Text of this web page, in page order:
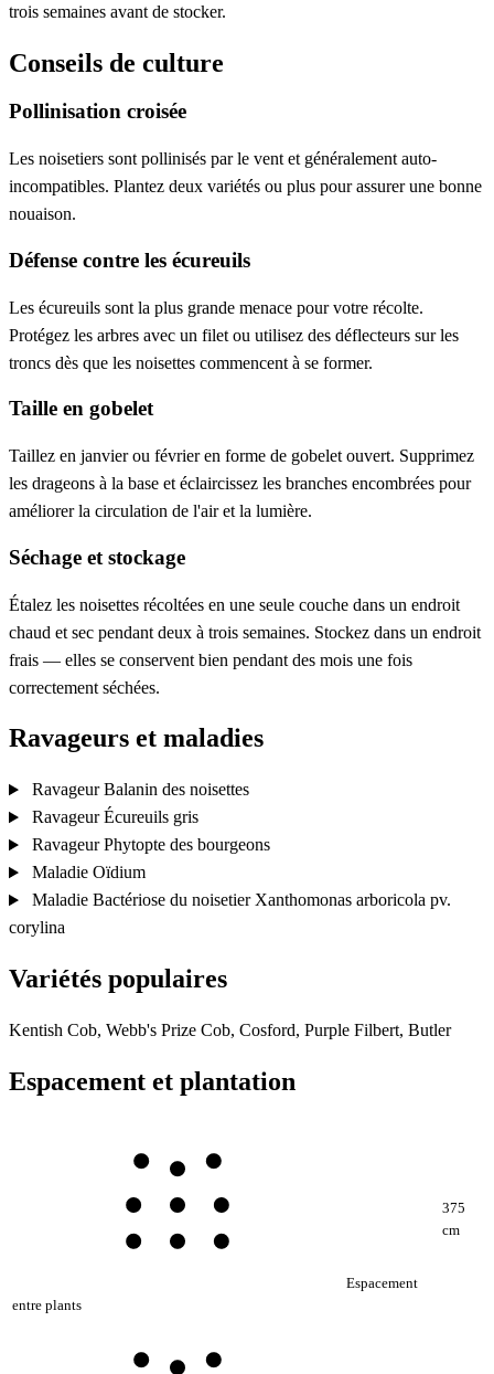
trois semaines avant de stocker.
Conseils de culture
Pollinisation croisée
Les noisetiers sont pollinisés par le vent et généralement auto-
incompatibles. Plantez deux variétés ou plus pour assurer une bonne
nouaison.
Défense contre les écureuils
Les écureuils sont la plus grande menace pour votre récolte.
Protégez les arbres avec un filet ou utilisez des déflecteurs sur les
troncs dès que les noisettes commencent à se former.
Taille en gobelet
Taillez en janvier ou février en forme de gobelet ouvert. Supprimez
les drageons à la base et éclaircissez les branches encombrées pour
améliorer la circulation de l'air et la lumière.
Séchage et stockage
Étalez les noisettes récoltées en une seule couche dans un endroit
chaud et sec pendant deux à trois semaines. Stockez dans un endroit
frais — elles se conservent bien pendant des mois une fois
correctement séchées.
Ravageurs et maladies
RavageurBalanin des noisettes
RavageurÉcureuils gris
RavageurPhytopte des bourgeons
Maladie Oïdium
Maladie Bactériose du noisetier Xanthomonas arboricola pv.
corylina
Variétés populaires
Kentish Cob, Webb's Prize Cob, Cosford, Purple Filbert, Butler
Espacement et plantation
Espacement
entre plants
375
cm